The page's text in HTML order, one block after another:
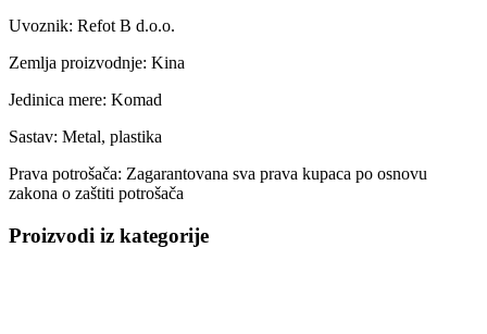
Uvoznik: Refot B d.o.o.
Zemlja proizvodnje: Kina
Jedinica mere: Komad
Sastav: Metal, plastika
Prava potrošača: Zagarantovana sva prava kupaca po osnovu
zakona o zaštiti potrošača
Proizvodi iz kategorije